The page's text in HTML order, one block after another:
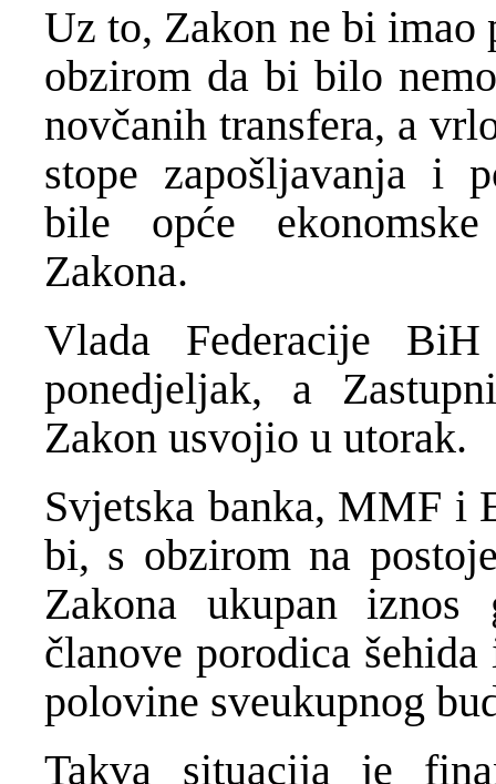
Uz to, Zakon ne bi imao
obzirom da bi bilo
novčanih transfera, a
stope zapošljavanja i
bile opće
Zakona.
Vlada Federacije
ponedjeljak, a
Zakon usvojio u utorak.
Svjetska banka, MMF i
bi, s obzirom na
Zakona ukupan
članove porodica
polovine sveukupnog
Takva situacija je